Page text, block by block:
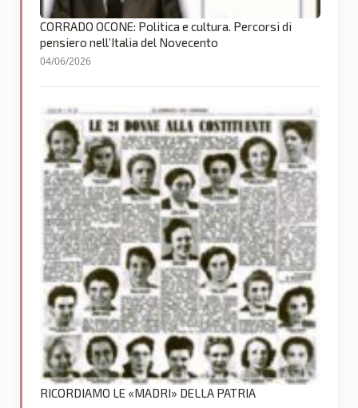
CORRADO OCONE: Politica e cultura. Percorsi di
pensiero nell’Italia del Novecento
04/06/2026
RICORDIAMO LE «MADRI» DELLA PATRIA